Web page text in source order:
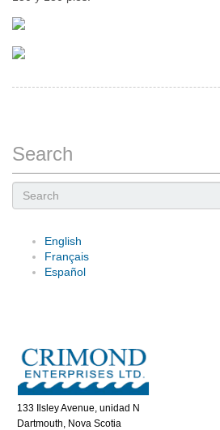
Search
English
Français
Español
133 Ilsley Avenue, unidad N
Dartmouth, Nova Scotia